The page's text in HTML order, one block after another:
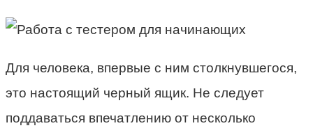
Для человека, впервые с ним столкнувшегося,
это настоящий черный ящик. Не следует
поддаваться впечатлению от несколько